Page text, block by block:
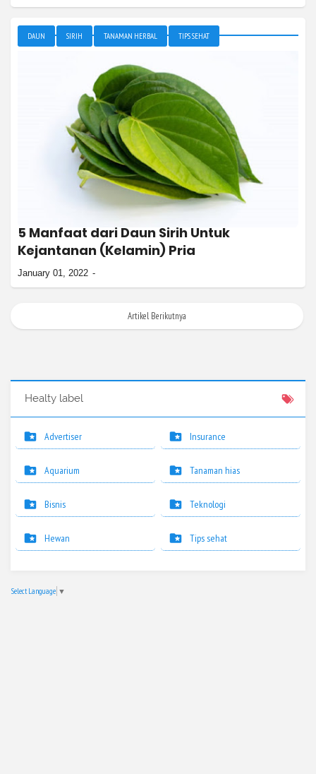
DAUN SIRIH TANAMAN HERBAL TIPS SEHAT
5 Manfaat dari Daun Sirih Untuk
Kejantanan (Kelamin) Pria
January 01, 2022
Artikel Berikutnya
Healty label
Advertiser
Aquarium
Bisnis
Hewan
Insurance
Tanaman hias
Teknologi
Tips sehat
Select Language ▼